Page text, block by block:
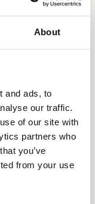
About
and ads, to
our traffic.
of our site with
partners who
you’ve
from your use
3 fois dès 100
fourrés pour
protégeront
bottillons sont
de